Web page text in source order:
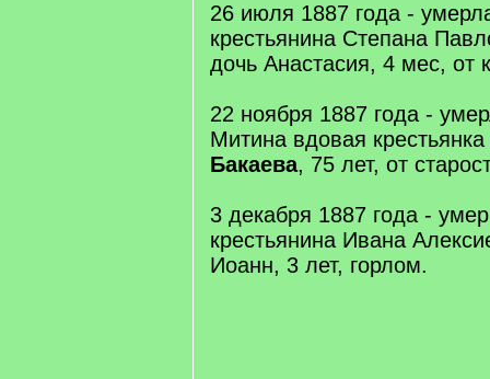
26 июля 1887 года -
крестьянина Степана
дочь Анастасия, 4 мес, от
22 ноября 1887 года -
Митина вдовая
Бакаева, 75 лет, от
3 декабря 1887 года -
крестьянина Ивана
Иоанн, 3 лет, горлом.